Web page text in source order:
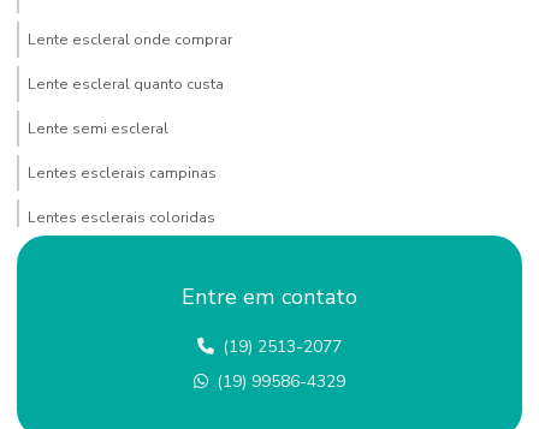
Lente escleral onde comprar
Lente escleral quanto custa
Lente semi escleral
Lentes esclerais campinas
Lentes esclerais coloridas
Lentes esclerais custo
Lentes esclerais e semi esclerais
Lentes esclerais onde encontrar
Entre em contato
(19) 2513-2077
(19) 99586-4329